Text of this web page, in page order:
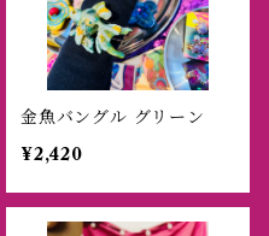
金魚バングル グリーン
¥2,420